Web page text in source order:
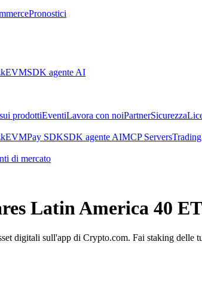
Pronostici
SDK agente AI
prodottiEventiLavora con noiPartnerSicurezza
Pay SDKSDK agente AIMCP Servers
di mercato
Latin America 40
digitali sull'app di Crypto.com. Fai staking delle